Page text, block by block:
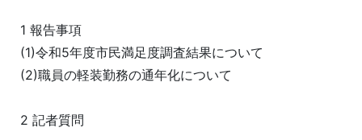
1 報告事項
(1)令和5年度市民満足度調査結果について
(2)職員の軽装勤務の通年化について
2 記者質問